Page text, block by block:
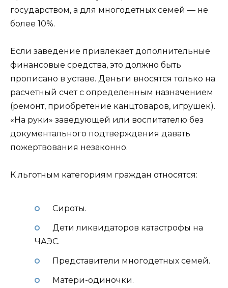
государством, а для многодетных семей — не
более 10%.
Если заведение привлекает дополнительные
финансовые средства, это должно быть
прописано в уставе. Деньги вносятся только на
расчетный счет с определенным назначением
(ремонт, приобретение канцтоваров, игрушек).
«На руки» заведующей или воспитателю без
документального подтверждения давать
пожертвования незаконно.
К льготным категориям граждан относятся:
Сироты.
Дети ликвидаторов катастрофы на
ЧАЭС.
Представители многодетных семей.
Матери-одиночки.